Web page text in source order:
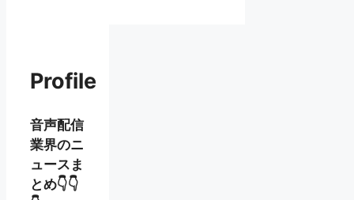
Profile
音声配信
業界のニ
ュースま
とめ👇👇